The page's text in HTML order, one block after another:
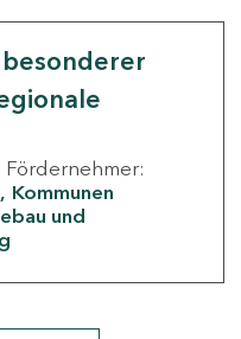
Fördernehmer:
Kommunen
und